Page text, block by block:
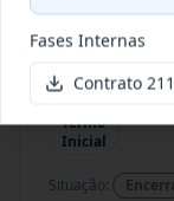
2023
Termo
Inicial
Situação:
Fases Internas
Contrato